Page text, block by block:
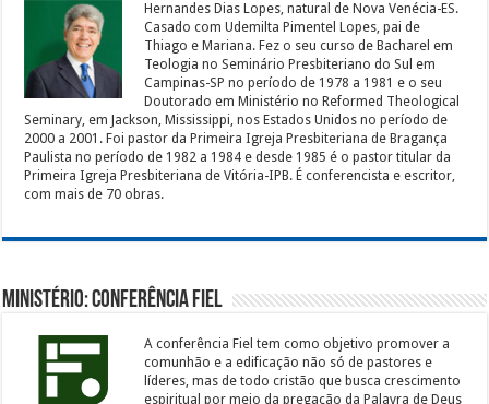
Hernandes Dias Lopes, natural de Nova Venécia-ES.
Casado com Udemilta Pimentel Lopes, pai de
Thiago e Mariana. Fez o seu curso de Bacharel em
Teologia no Seminário Presbiteriano do Sul em
Campinas-SP no período de 1978 a 1981 e o seu
Doutorado em Ministério no Reformed Theological
Seminary, em Jackson, Mississippi, nos Estados Unidos no período de
2000 a 2001. Foi pastor da Primeira Igreja Presbiteriana de Bragança
Paulista no período de 1982 a 1984 e desde 1985 é o pastor titular da
Primeira Igreja Presbiteriana de Vitória-IPB. É conferencista e escritor,
com mais de 70 obras.
Ministério: Conferência Fiel
A conferência Fiel tem como objetivo promover a
comunhão e a edificação não só de pastores e
líderes, mas de todo cristão que busca crescimento
espiritual por meio da pregação da Palavra de Deus